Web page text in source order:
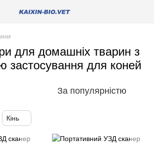
для домашніх тварин з
застосування для коней
За популярністю
Кінь